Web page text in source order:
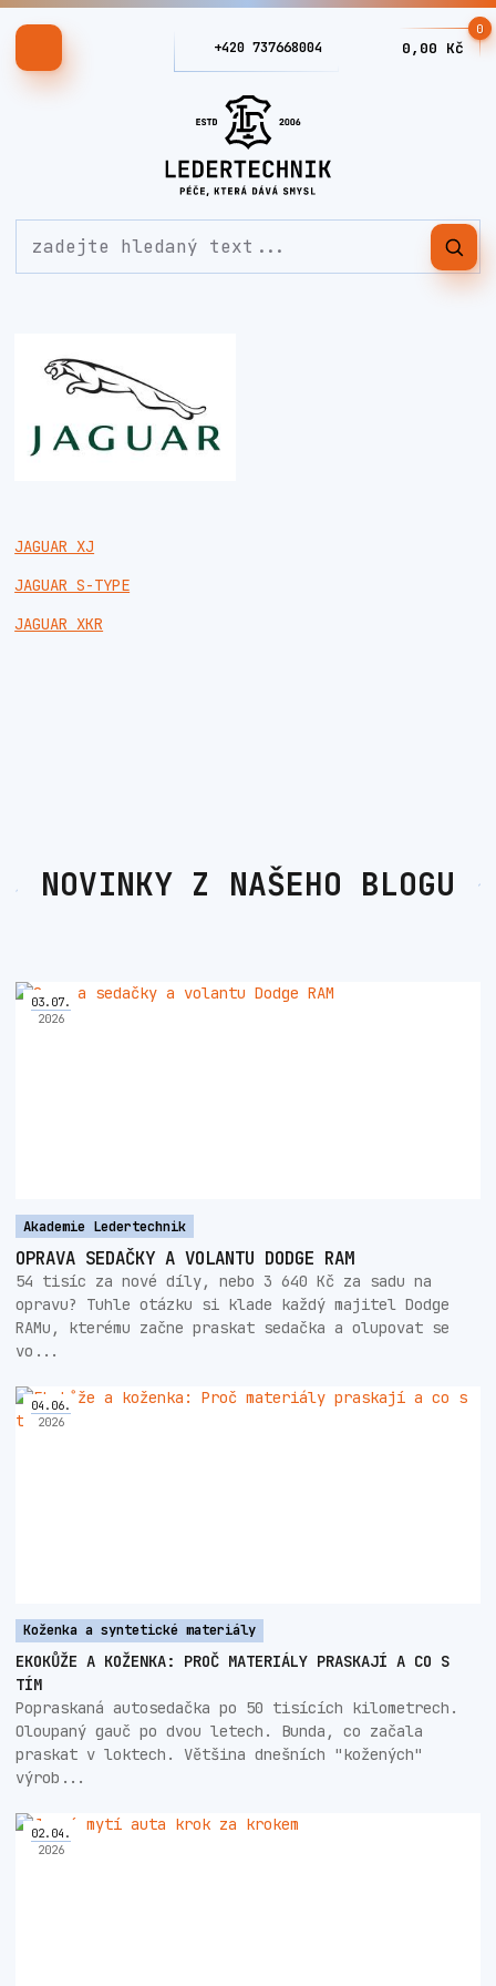
+420 737668004
0
0,00 Kč
JAGUAR XJ
JAGUAR S-TYPE
JAGUAR XKR
NOVINKY Z NAŠEHO BLOGU
03. 07.
2026
Akademie Ledertechnik
OPRAVA SEDAČKY A VOLANTU DODGE RAM
54 tisíc za nové díly, nebo 3 640 Kč za sadu na
opravu? Tuhle otázku si klade každý majitel Dodge
RAMu, kterému začne praskat sedačka a olupovat se
vo...
04 . 06.
2026
Koženka a syntetické materiály
EKOKŮŽE A KOŽENKA: PROČ MATERIÁLY PRASKAJÍ A CO S
TÍM
Popraskaná autosedačka po 50 tisících kilometrech.
Oloupaný gauč po dvou letech. Bunda, co začala
praskat v loktech. Většina dnešních "kožených"
výrob...
02. 04 .
2026